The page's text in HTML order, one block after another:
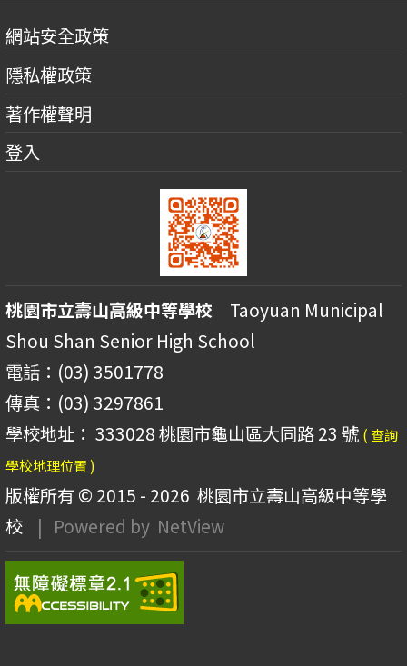
網站安全政策
隱私權政策
著作權聲明
登入
桃園市立壽山高級中等學校 Taoyuan Municipal
Shou Shan Senior High School
電話：(03) 3501778
傳真：(03) 3297861
學校地址： 333028 桃園市龜山區大同路 23 號 ( 查詢
學校地理位置 )
版權所有 © 2015 - 2026 桃園市立壽山高級中等學
校
| Powered by NetView